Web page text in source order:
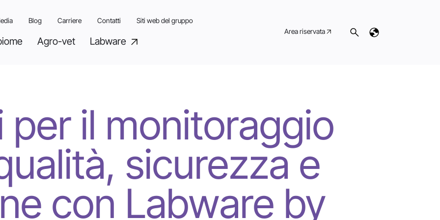
Blog Carriere Contatti Siti web del gruppo
Agro-vet Labware
Area riservata
per il monitoraggio
sicurezza e
con Labware by